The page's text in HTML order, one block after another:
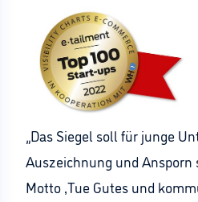
„Das Siegel soll für junge
Auszeichnung und Ansporn
Motto ‚Tue Gutes und